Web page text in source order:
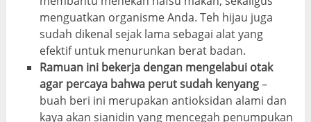
menguatkan organisme Anda. Teh hijau juga
sudah dikenal sejak lama sebagai alat yang
efektif untuk menurunkan berat badan.
Ramuan ini bekerja dengan mengelabui otak
agar percaya bahwa perut sudah kenyang–
buah beri ini merupakan antioksidan alami dan
kaya akan sianidin yang mencegah penumpukan